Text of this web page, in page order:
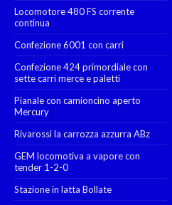
Locomotore 480 FS corrente
continua
Confezione 6001 con carri
Confezione 424 primordiale con
sette carri merce e paletti
Pianale con camioncino aperto
Mercury
Rivarossi la carrozza azzurra ABz
GEM locomotiva a vapore con
tender 1-2-0
Stazione in latta Bollate